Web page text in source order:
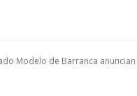
Modelo de Barranca